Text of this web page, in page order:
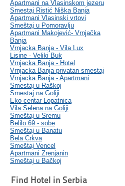
Apartmani na Vlasinskom jezeru
Smestaj Ristić Niška Banja
Apartmani Vlasinski vrtovi
Smeštaj u Pomoravlju
Apartmani Makojević- Vrnjačka
Banja
Vrnjacka Banja - Vila Lux
Lisine - Veliki Buk
Vrnjacka Banja - Hotel
Vrnjacka Banja privatan smestaj
Vrnjacka Banja - Apartmani
Smestaj u Raškoj
Smestaj na Goliji
Eko centar Lopatnica
Vila Selena na Goliji
Smeštaj u Sremu
Belilo 69 - sobe
Smeštaj u Banatu
Bela Crkva
Smeštaj Vencel
Apartmani Zrenjanin
Smeštaj u Bačkoj
Find Hotel in Serbia